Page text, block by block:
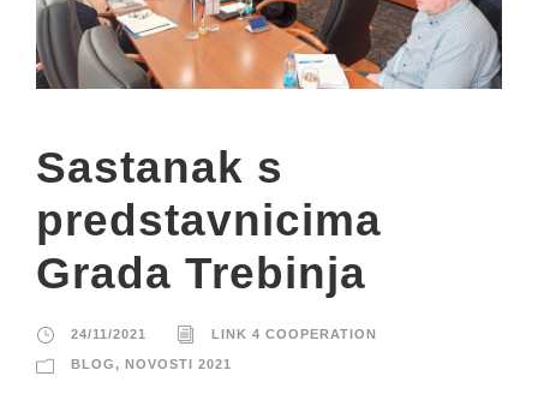
Sastanak s
predstavnicima
Grada Trebinja
24/11/2021 LINK 4 COOPERATION
BLOG, NOVOSTI 2021